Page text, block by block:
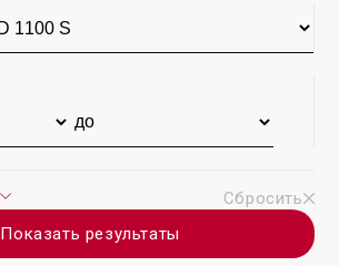
Сбросить
Показать результаты